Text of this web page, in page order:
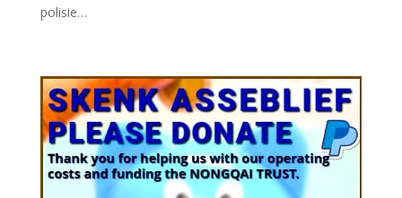
polisie…